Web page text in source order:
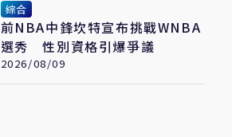
綜合
前NBA中鋒坎特宣布挑戰WNBA
選秀 性別資格引爆爭議
2026/08/09